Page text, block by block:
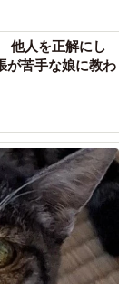
6/7
にお股が・・・（か
いう…サンちゃ
他人を正解にし
苦手な娘に教わ